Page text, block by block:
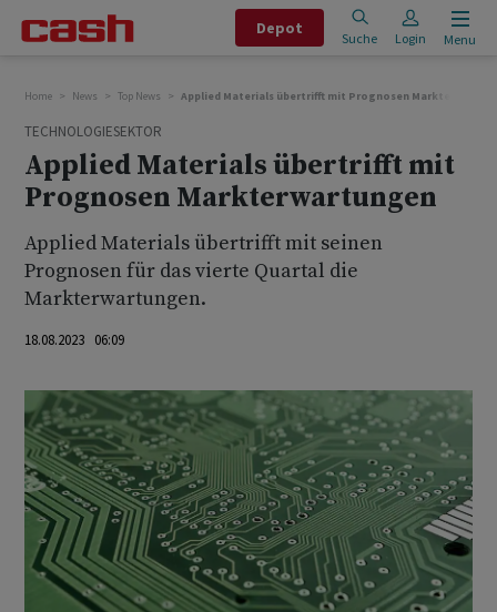
Depot
Suche Login Menu
Home News Top News Applied Materials übertrifft mit Prognosen
TECHNOLOGIESEKTOR
Applied Materials übertrifft mit
Prognosen Markterwartungen
Applied Materials übertrifft mit seinen
Prognosen für das vierte Quartal die
Markterwartungen.
18.08.2023 06:09